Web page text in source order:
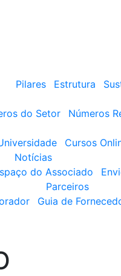
Pilares
Estrutura
do Setor
Números
Cursos
Notícias
do Associado
Parceiros
Guia de